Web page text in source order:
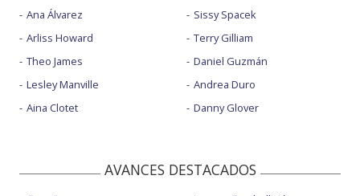
Ana Álvarez
Arliss Howard
Theo James
Lesley Manville
Aina Clotet
Sissy Spacek
Terry Gilliam
Daniel Guzmán
Andrea Duro
Danny Glover
AVANCES DESTACADOS